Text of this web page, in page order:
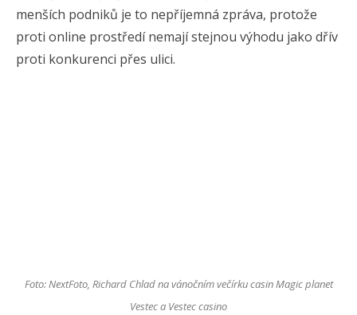
menších podniků je to nepříjemná zpráva, protože
proti online prostředí nemají stejnou výhodu jako dřív
proti konkurenci přes ulici.
Foto: NextFoto, Richard Chlad na vánočním večírku casin Magic planet
Vestec a Vestec casino